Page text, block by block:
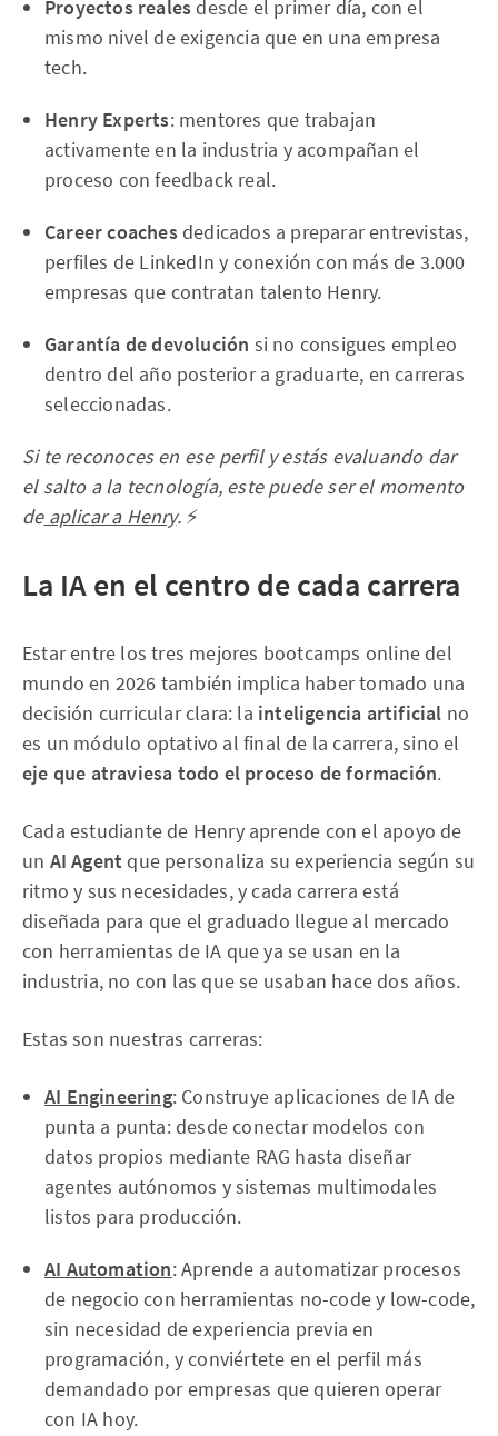
Proyectos realesdesde el primer día, con el
mismo nivel de exigencia que en una empresa
tech.
Henry Experts: mentores que trabajan
activamente en la industria y acompañan el
proceso con feedback real.
Career coachesdedicados a preparar entrevistas,
perfiles de LinkedIn y conexión con más de 3.000
empresas que contratan talento Henry.
Garantía de devolución si no consigues empleo
dentro del año posterior a graduarte, en carreras
seleccionadas.
Si te reconoces en ese perfil y estás evaluando dar
el salto a la tecnología, este puede ser el momento
deaplicar a Henry.⚡
La IA en el centro de cada carrera
Estar entre los tres mejores bootcamps online del
mundo en 2026 también implica haber tomado una
decisión curricular clara: la inteligencia artificial no
es un módulo optativo al final de la carrera, sino el
eje que atraviesa todo el proceso de formación.
Cada estudiante de Henry aprende con el apoyo de
un AI Agent que personaliza su experiencia según su
ritmo y sus necesidades, y cada carrera está
diseñada para que el graduado llegue al mercado
con herramientas de IA que ya se usan en la
industria, no con las que se usaban hace dos años.
Estas son nuestras carreras:
AI Engineering: Construye aplicaciones de IA de
punta a punta: desde conectar modelos con
datos propios mediante RAG hasta diseñar
agentes autónomos y sistemas multimodales
listos para producción.
AI Automation: Aprende a automatizar procesos
de negocio con herramientas no-code y low-code,
sin necesidad de experiencia previa en
programación, y conviértete en el perfil más
demandado por empresas que quieren operar
con IA hoy.